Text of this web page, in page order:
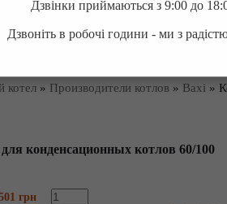
котел » Производители котлов » Baxi »
конденсационных котлов 60/100
грн
Дзвінки приймаються з 9:00 до
Дзвоніть в робочі години - ми з